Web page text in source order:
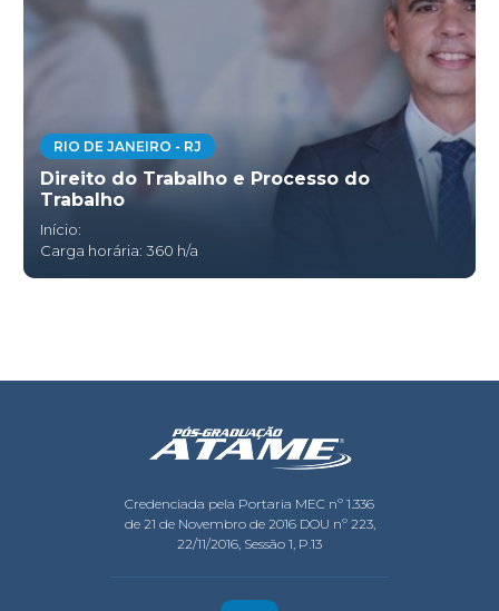
RIO DE JANEIRO - RJ
Direito do Trabalho e Processo do
Trabalho
Início:
Carga horária: 360 h/a
Credenciada pela Portaria MEC nº 1.336
de 21 de Novembro de 2016 DOU nº 223,
22/11/2016, Sessão 1, P.13